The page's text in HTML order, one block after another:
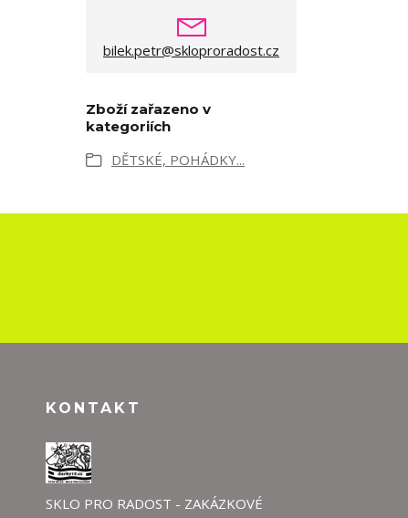
bilek.petr@skloproradost.cz
Zboží zařazeno v
kategoriích
DĚTSKÉ, POHÁDKY...
KONTAKT
SKLO PRO RADOST - ZAKÁZKOVÉ